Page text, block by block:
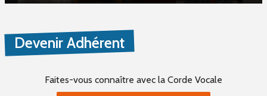
Devenir Adhérent
Faites-vous connaître avec la Corde Vocale